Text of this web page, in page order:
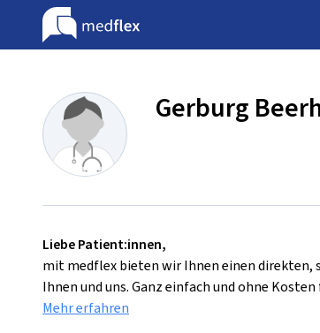
Gerburg
Liebe Patient:innen,
mit medflex bieten wir Ihnen einen
Ihnen und uns. Ganz einfach und ohne Kosten
Mehr erfahren